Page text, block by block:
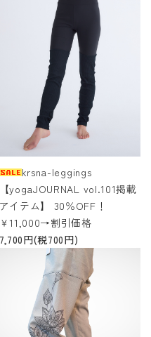
krsna-leggings
【yogaJOURNAL vol.101掲載
アイテム】 30％OFF！
￥11,000→割引価格
7,700円(税700円)